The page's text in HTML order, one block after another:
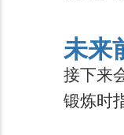
未来
接下来
锻炼时